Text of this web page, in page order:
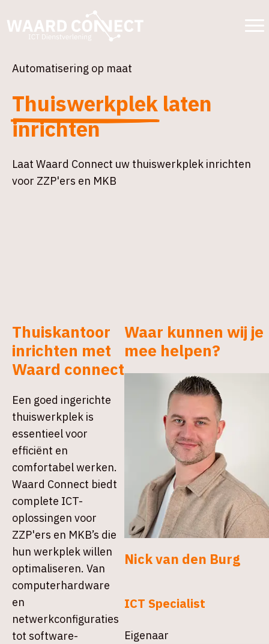
Automatisering op maat
Thuiswerkplek laten
inrichten
Laat Waard Connect uw thuiswerkplek inrichten
voor ZZP'ers en MKB
Thuiskantoor
inrichten met
Waard connect
Een goed ingerichte
thuiswerkplek is
essentieel voor
efficiënt en
comfortabel werken.
Waard Connect biedt
complete ICT-
oplossingen voor
ZZP'ers en MKB’s die
hun werkplek willen
optimaliseren. Van
computerhardware
en
netwerkconfiguraties
tot software-
Waar kunnen wij je
mee helpen?
Nick van den Burg
ICT Specialist
Eigenaar